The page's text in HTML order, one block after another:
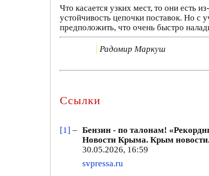
Что касается узких мест, то они есть
устойчивость цепочки поставок. Но
предположить, что очень быстро
Радомир Маркуш
Ссылки
[1] – Бензин - по талонам!
Новости Крыма. Крым
30.05.2026, 16:59
svpressa.ru